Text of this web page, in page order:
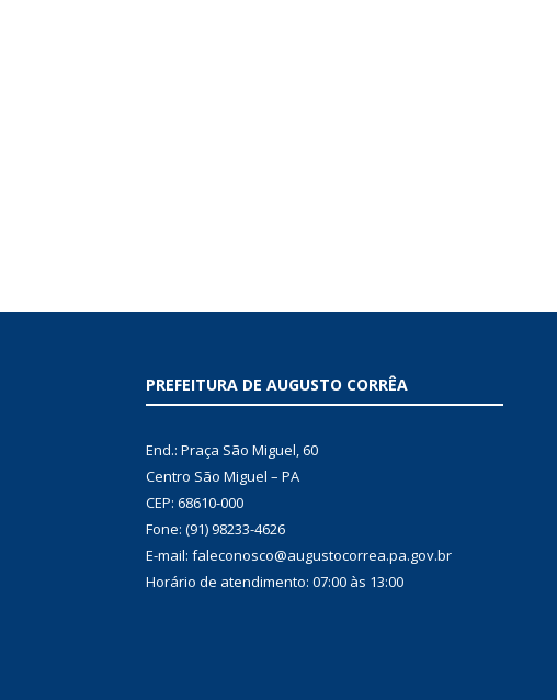
PREFEITURA DE AUGUSTO CORRÊA
End.: Praça São Miguel, 60
Centro São Miguel – PA
CEP: 68610-000
Fone: (91) 98233-4626
E-mail: faleconosco@augustocorrea.pa.gov.br
Horário de atendimento: 07:00 às 13:00